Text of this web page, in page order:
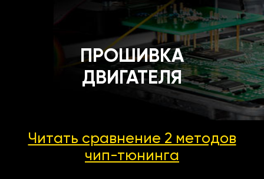
ПРОШИВКА
ДВИГАТЕЛЯ
Читать сравнение 2 методов
чип-тюнинга